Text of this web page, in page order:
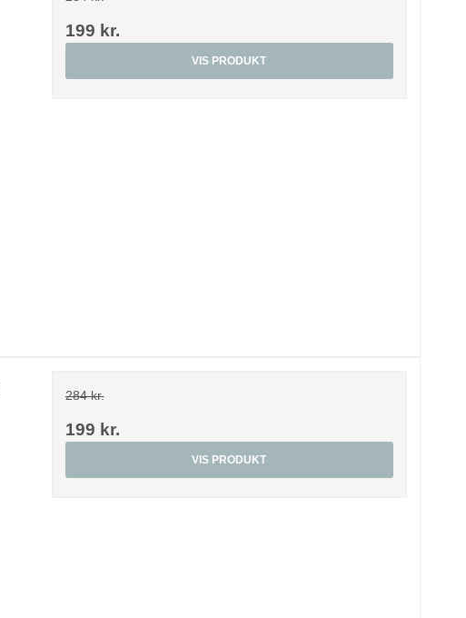
199 kr.
VIS PRODUKT
284 kr.
199 kr.
VIS PRODUKT